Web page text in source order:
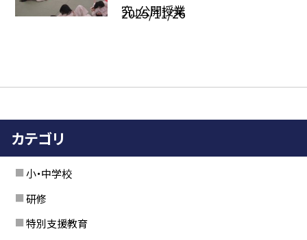
究」公開授業
2025/11/26
カテゴリ
小・中学校
研修
特別支援教育